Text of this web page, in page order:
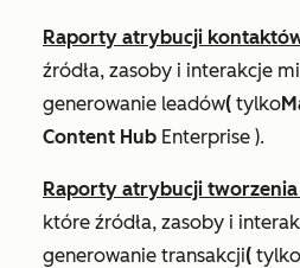
Raporty atrybucji
źródła, zasoby i interakcje
generowanie leadów( tylko
Content Hub Enterprise ).
Raporty atrybucji
które źródła, zasoby i
generowanie transakcji( tylko